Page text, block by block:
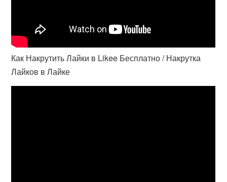
Как Накрутить Лайки в Likee Бесплатно / Накрутка
Лайков в Лайке